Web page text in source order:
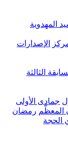
المهدوية
الإصدارات
الثالثة
جمادى الأولى
المعظّم رمضان
الحجة